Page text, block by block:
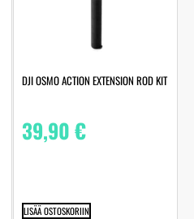
DJI OSMO ACTION EXTENSION ROD KIT
39,90€
LISÄÄ OSTOSKORIIN